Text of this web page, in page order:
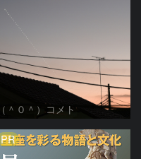
（＾０＾）コメト
PR